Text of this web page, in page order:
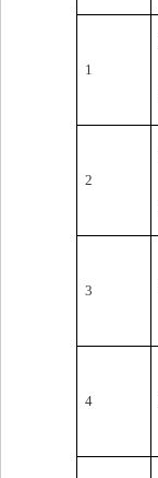
1
2
3
4